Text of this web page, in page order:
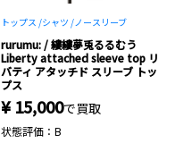
トップス /シャツ /ノースリーブ
rurumu: / 縷縷夢兎るるむう
Liberty attached sleeve top リ
バティ アタッチド スリーブ トッ
プス
¥ 15,000で買取
状態評価：B